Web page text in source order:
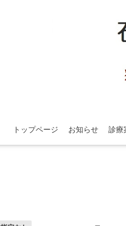
トップページ お知らせ 診療